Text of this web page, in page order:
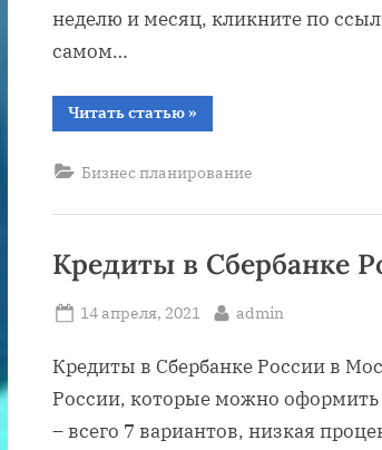
неделю и месяц, кликните по
самом…
Читать статью“План
на
на
»
Бизнес планирование
Кредиты в Сбербанке
Posted
14 апреля, 2021 By
admin
Кредиты в Сбербанке России в
России, которые можно
– всего 7 вариантов, низкая